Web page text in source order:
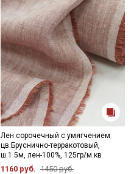
Лен сорочечный с умягчением
цв.Бруснично-терракотовый,
ш.1.5м, лен-100%, 125гр/м.кв
1160 руб. 1450 руб.